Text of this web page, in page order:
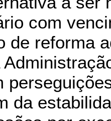
com
de reforma
da